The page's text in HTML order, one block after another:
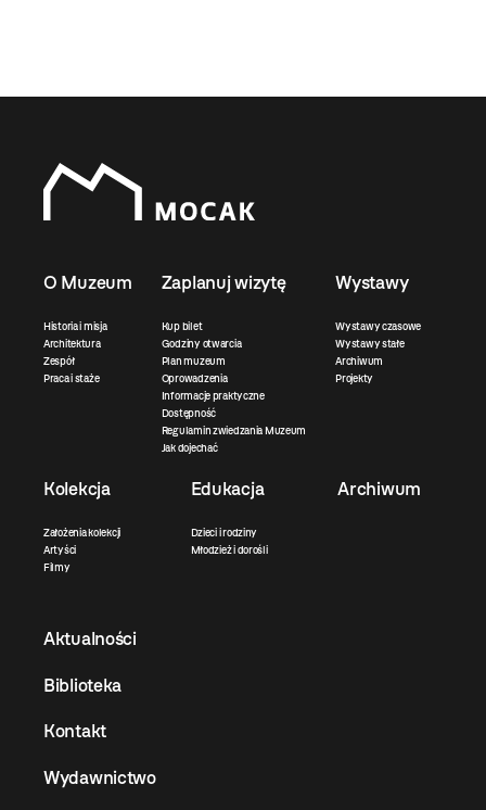
O Muzeum
Historia i misja
Architektura
Zespół
Praca i staże
Zaplanuj wizytę
Kup bilet
Godziny otwarcia
Plan muzeum
Oprowadzenia
Informacje praktyczne
Dostępność
Regulamin zwiedzania Muzeum
Jak dojechać
Wystawy
Wystawy czasowe
Wystawy stałe
Archiwum
Projekty
Kolekcja
Założenia kolekcji
Artyści
Filmy
Edukacja
Dzieci i rodziny
Młodzież i dorośli
Archiwum
Aktualności
Biblioteka
Kontakt
Wydawnictwo